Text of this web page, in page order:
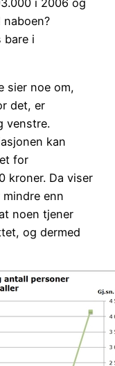
i 2006 og
naboen?
bare i
sier noe om,
det, er
venstre.
kan
for
kroner. Da viser
enn
noen tjener
og dermed